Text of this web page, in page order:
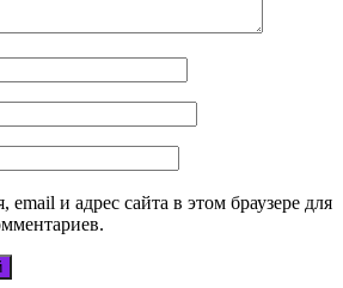
и адрес сайта в этом браузере для